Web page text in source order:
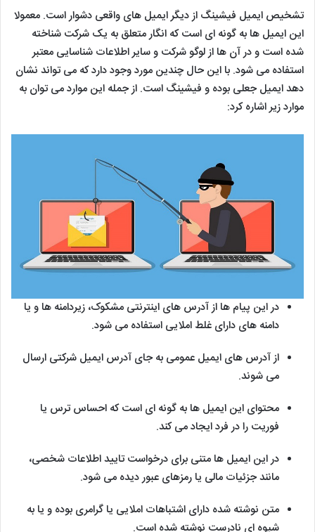
تشخیص ایمیل فیشینگ از دیگر ایمیل های واقعی دشوار است. معمولا
این ایمیل ها به گونه ای است که انگار متعلق به یک شرکت شناخته
شده است و در آن ها از لوگو شرکت و سایر اطلاعات شناسایی معتبر
استفاده می شود. با این حال چندین مورد وجود دارد که می تواند نشان
دهد ایمیل جعلی بوده و فیشینگ است. از جمله این موارد می توان به
موارد زیر اشاره کرد:
در این پیام ها از آدرس های اینترنتی مشکوک، زیردامنه ها و یا
دامنه های دارای غلط املایی استفاده می شود.
از آدرس های ایمیل عمومی به جای آدرس ایمیل شرکتی ارسال
می شوند.
محتوای این ایمیل ها به گونه ای است که احساس ترس یا
فوریت را در فرد ایجاد می کند.
در این ایمیل ها متنی برای درخواست تایید اطلاعات شخصی،
مانند جزئیات مالی یا رمزهای عبور دیده می شود.
متن نوشته شده دارای اشتباهات املایی یا گرامری بوده و یا به
شیوه ای نادرست نوشته شده است.